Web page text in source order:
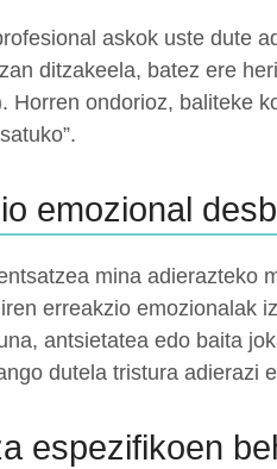
askok uste dute
ditzakeela, batez ere
Horren ondorioz, baliteke
emozional
mina adierazteko
erreakzio emozionalak
antsietatea edo baita
dutela tristura adierazi
espezifikoen